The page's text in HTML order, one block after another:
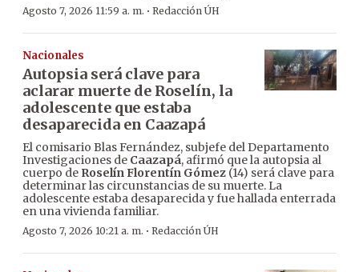
Agosto 7, 2026 11:59 a. m. · Redacción ÚH
Nacionales
Autopsia será clave para
aclarar muerte de Roselín, la
adolescente que estaba
desaparecida en Caazapá
El comisario Blas Fernández, subjefe del Departamento
Investigaciones de Caazapá, afirmó que la autopsia al
cuerpo de Roselín Florentín Gómez (14) será clave para
determinar las circunstancias de su muerte. La
adolescente estaba desaparecida y fue hallada enterrada
en una vivienda familiar.
Agosto 7, 2026 10:21 a. m. · Redacción ÚH